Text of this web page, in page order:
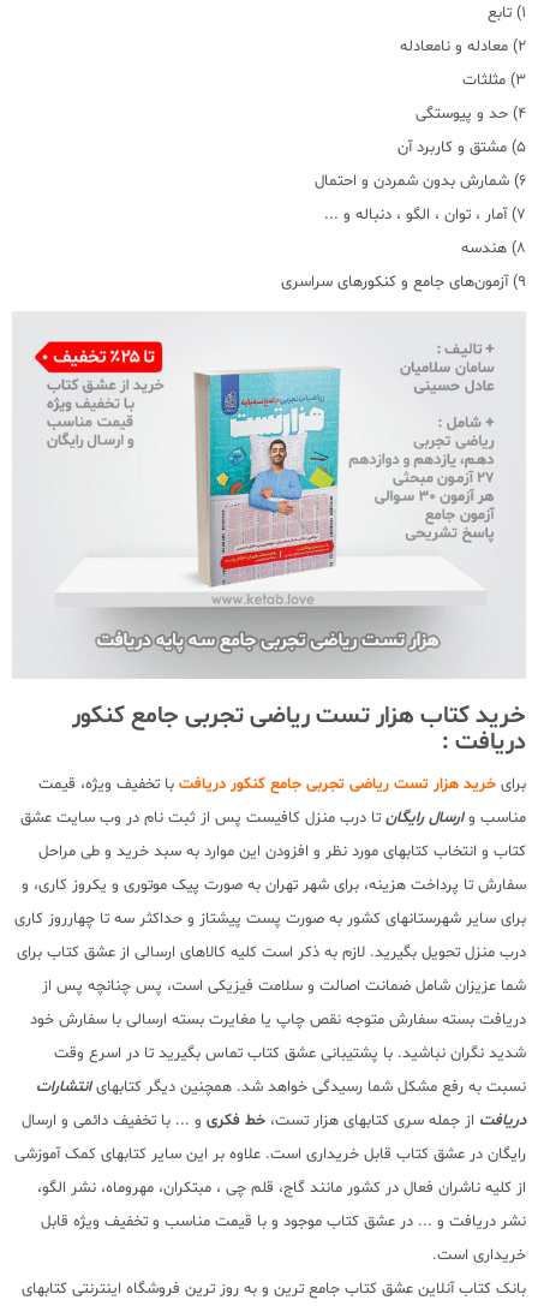
1) تابع
2) معادله و نامعادله
3) مثلثات
4) حد و پیوستگی
5) مشتق و کاربرد آن
6) شمارش بدون شمردن و احتمال
7) آمار ، توان ، الگو ، دنباله و ...
8) هندسه
9) آزمون‌های جامع و کنکورهای سراسری
خرید کتاب هزار تست ریاضی تجربی جامع کنکور
دریافت :
برای خرید هزار تست ریاضی تجربی جامع کنکور دریافت با تخفیف ویژه، قیمت
مناسب وارسال رایگان تا درب منزل کافیست پس از ثبت نام در وب سایت عشق
کتاب و انتخاب کتابهای مورد نظر و افزودن این موارد به سبد خرید و طی مراحل
سفارش تا پرداخت هزینه، برای شهر تهران به صورت پیک موتوری و یکروز کاری، و
برای سایر شهرستانهای کشور به صورت پست پیشتاز و حداکثر سه تا چهارروز کاری
درب منزل تحویل بگیرید. لازم به ذکر است کلیه کالاهای ارسالی از عشق کتاب برای
شما عزیزان شامل ضمانت اصالت و سلامت فیزیکی است، پس چنانچه پس از
دریافت بسته سفارش متوجه نقص چاپ یا مغایرت بسته ارسالی با سفارش خود
شدید نگران نباشید. با پشتیبانی عشق کتاب تماس بگیرید تا در اسرع وقت
نسبت به رفع مشکل شما رسیدگی خواهد شد. همچنین دیگر کتابهایانتشارات
دریافت از جمله سری کتابهای هزار تست، خط فکری و ... با تخفیف دائمی و ارسال
رایگان در عشق کتاب قابل خریداری است. علاوه بر این سایر کتابهای کمک آموزشی
از کلیه ناشران فعال در کشور مانند گاج، قلم چی ، مبتکران، مهروماه، نشر الگو،
نشر دریافت و ... در عشق کتاب موجود و با قیمت مناسب و تخفیف ویژه قابل
خریداری است.
بانک کتاب آنلاین عشق کتاب جامع ترین و به روز ترین فروشگاه اینترنتی کتابهای